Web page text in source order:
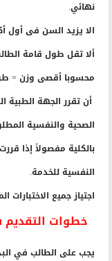
نهائي.
الا يزيد السن فى أول أكتوبر 2019 م عن إثنين وعشرين
محسوبا أقصى وزن =
أن تقرر الجهة الطبية
الصحية والنفسية
بالكلية مفصولاً إذا
النفسية للخدمة.
اجتياز جميع الاختبارات
خطوات التقديم
يجب على الطالب في